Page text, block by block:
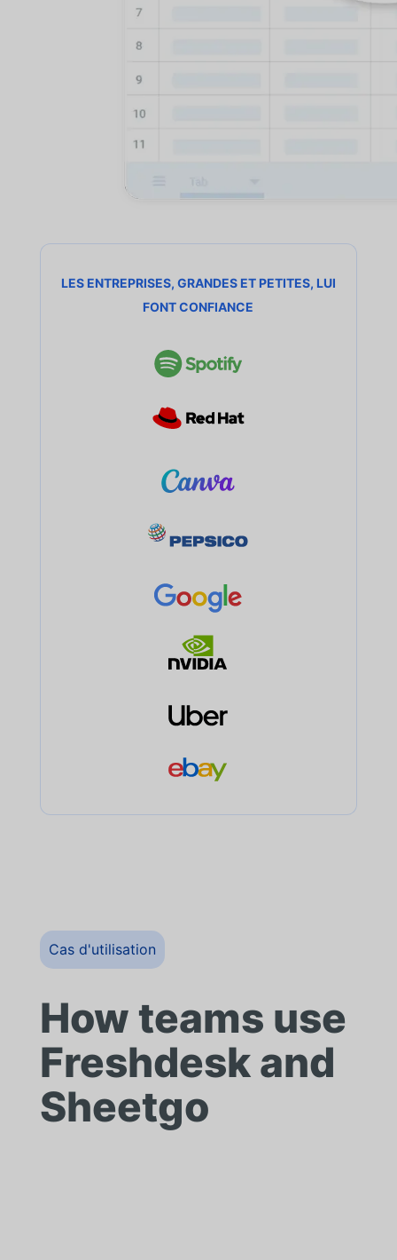
LES ENTREPRISES, GRANDES ET PETITES, LUI
FONT CONFIANCE
Cas d'utilisation
How teams use
Freshdesk and
Sheetgo